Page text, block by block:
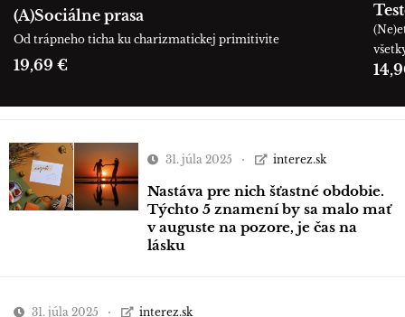
(A)Sociálne prasa
Od trápneho ticha ku charizmatickej primitivite
19,69 €
31. júla 2025 interez.sk
Nastáva pre nich šťastné obdobie.
Týchto 5 znamení by sa malo mať
v auguste na pozore, je čas na
lásku
31. júla 2025 interez.sk